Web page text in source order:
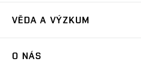
Závěrečné práce a státní zkoušky
Příručka prváka
Plenéry
VĚDA A VÝZKUM
O NÁS